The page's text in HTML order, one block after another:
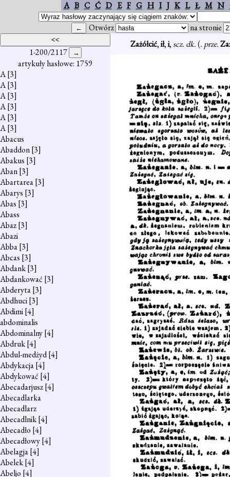
A B C Ć D E F G H I J K L Ł M N
Otwórz na stronie
1-200/2117
artykuły hasłowe: 1759
A[3]
A[3]
A[3]
A[3]
A[3]
A[3]
Abacus
Abaddon[3]
Abakus [3]
Aban[3]
Abartarea[3]
Abarys [3]
Abas [3]
Abass
Abaz[3]
Abazi
Abba[3]
Abcas [3]
Abdank[3]
Abdankować [3]
Abderyta[3]
Abdhuci[3]
Abdimi[4]
abdominalis
Abdominalny[4]
Abdruk[4]
Abdul-medżyd[4]
Abdykacja[4]
Abdykować [4]
Abecadarjusz[4]
Abecadlarka
Abecadlarz
Abecadlnik[4]
Abecadło [4]
Abecadłowy[4]
Abelagja[4]
Abelek[4]
Abeljo [4]
Zażółcić,ił,i,scz. dk.(. prze.